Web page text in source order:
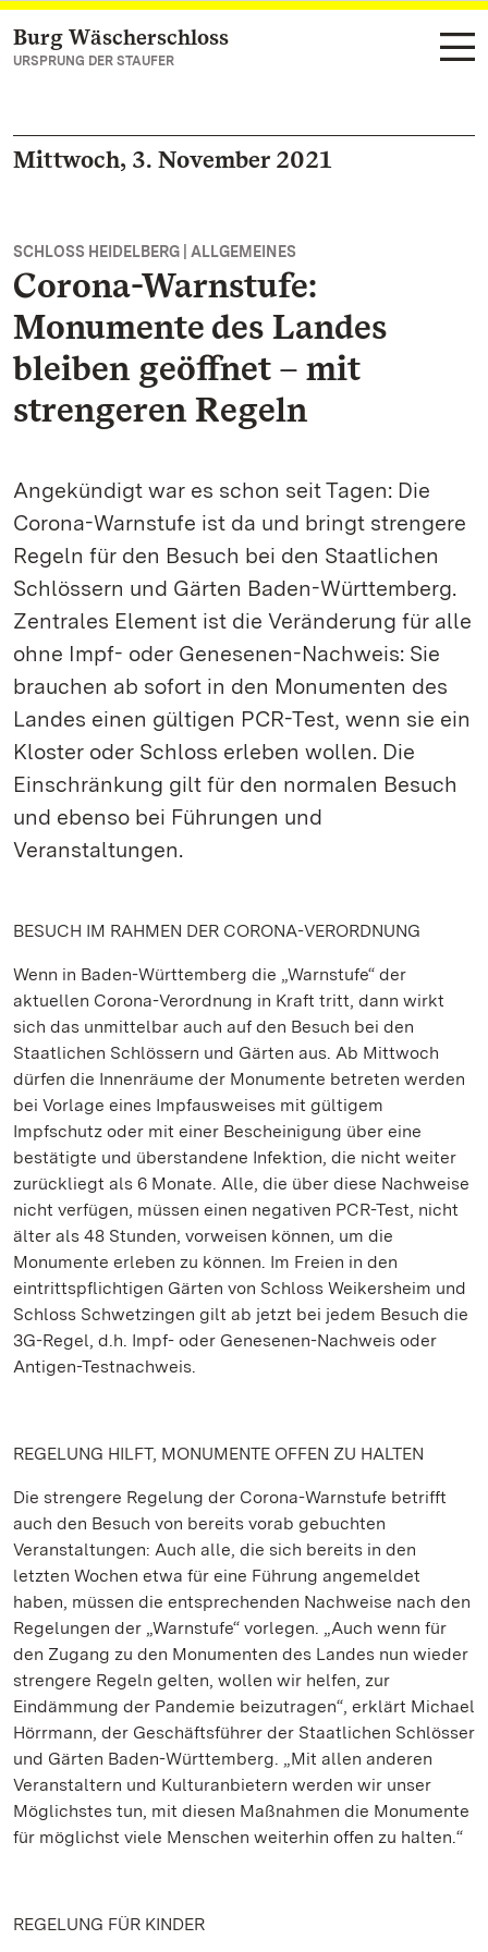
Zum Hauptinhalt springen
Burg Wäscherschloss
URSPRUNG DER STAUFER
Mittwoch, 3. November 2021
SCHLOSS HEIDELBERG | ALLGEMEINES
Corona-Warnstufe:
Monumente des Landes
bleiben geöffnet – mit
strengeren Regeln
Angekündigt war es schon seit Tagen: Die
Corona-Warnstufe ist da und bringt strengere
Regeln für den Besuch bei den Staatlichen
Schlössern und Gärten Baden-Württemberg.
Zentrales Element ist die Veränderung für alle
ohne Impf- oder Genesenen-Nachweis: Sie
brauchen ab sofort in den Monumenten des
Landes einen gültigen PCR-Test, wenn sie ein
Kloster oder Schloss erleben wollen. Die
Einschränkung gilt für den normalen Besuch
und ebenso bei Führungen und
Veranstaltungen.
BESUCH IM RAHMEN DER CORONA-VERORDNUNG
Wenn in Baden-Württemberg die „Warnstufe“ der
aktuellen Corona-Verordnung in Kraft tritt, dann wirkt
sich das unmittelbar auch auf den Besuch bei den
Staatlichen Schlössern und Gärten aus. Ab Mittwoch
dürfen die Innenräume der Monumente betreten werden
bei Vorlage eines Impfausweises mit gültigem
Impfschutz oder mit einer Bescheinigung über eine
bestätigte und überstandene Infektion, die nicht weiter
zurückliegt als 6 Monate. Alle, die über diese Nachweise
nicht verfügen, müssen einen negativen PCR-Test, nicht
älter als 48 Stunden, vorweisen können, um die
Monumente erleben zu können. Im Freien in den
eintrittspflichtigen Gärten von Schloss Weikersheim und
Schloss Schwetzingen gilt ab jetzt bei jedem Besuch die
3G-Regel, d.h. Impf- oder Genesenen-Nachweis oder
Antigen-Testnachweis.
REGELUNG HILFT, MONUMENTE OFFEN ZU HALTEN
Die strengere Regelung der Corona-Warnstufe betrifft
auch den Besuch von bereits vorab gebuchten
Veranstaltungen: Auch alle, die sich bereits in den
letzten Wochen etwa für eine Führung angemeldet
haben, müssen die entsprechenden Nachweise nach den
Regelungen der „Warnstufe“ vorlegen. „Auch wenn für
den Zugang zu den Monumenten des Landes nun wieder
strengere Regeln gelten, wollen wir helfen, zur
Eindämmung der Pandemie beizutragen“, erklärt Michael
Hörrmann, der Geschäftsführer der Staatlichen Schlösser
und Gärten Baden-Württemberg. „Mit allen anderen
Veranstaltern und Kulturanbietern werden wir unser
Möglichstes tun, mit diesen Maßnahmen die Monumente
für möglichst viele Menschen weiterhin offen zu halten.“
REGELUNG FÜR KINDER